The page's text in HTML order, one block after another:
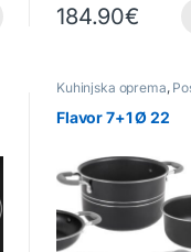
Možnosti lahko
184.90€
Kuhinjska oprema,
Flavor 7+1 Ø 22